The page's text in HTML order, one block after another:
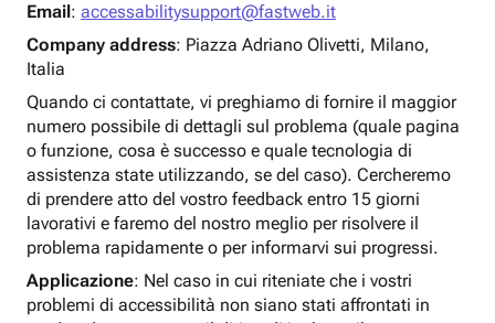
Email: accessabilitysupport@fastweb.it
Company address: Piazza Adriano Olivetti, Milano,
Italia
Quando ci contattate, vi preghiamo di fornire il maggior
numero possibile di dettagli sul problema (quale pagina
o funzione, cosa è successo e quale tecnologia di
assistenza state utilizzando, se del caso). Cercheremo
di prendere atto del vostro feedback entro 15 giorni
lavorativi e faremo del nostro meglio per risolvere il
problema rapidamente o per informarvi sui progressi.
Applicazione: Nel caso in cui riteniate che i vostri
problemi di accessibilità non siano stati affrontati in